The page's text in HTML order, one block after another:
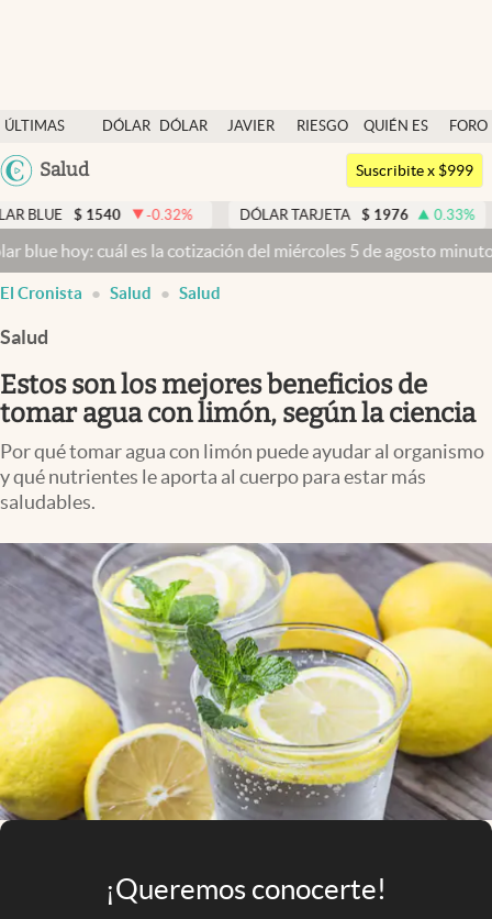
ÚLTIMAS
NOTICIAS
DÓLAR
DÓLAR
JAVIER
RIESGO
QUIÉN ES
QUIÉN
FORO
Argentina
México
Salud
Dólar
Members
Economía y Política
Finanzas y Mercados
Mercados Online
Columnistas
Otras secciones
Apertura
Infotechnology
Clase
Clima
Mundial 2026
Eventos Corporativos
El Cronista Studio
Mediakit
abre en nueva pestaña
Argentina
Suscribite x $999
-0.32% DÓLAR TARJETA $ 1976 0.33 % DÓLAR
es la cotización del miércoles 5 de agosto minuto a minuto
El Cronista Salud Salud
Salud
Estos son los mejores beneficios de
tomar agua con limón, según la ciencia
Por qué tomar agua con limón puede ayudar al organismo
y qué nutrientes le aporta al cuerpo para estar más
saludables.
¡Queremos conocerte!